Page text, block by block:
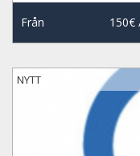
Från 150€
NYTT